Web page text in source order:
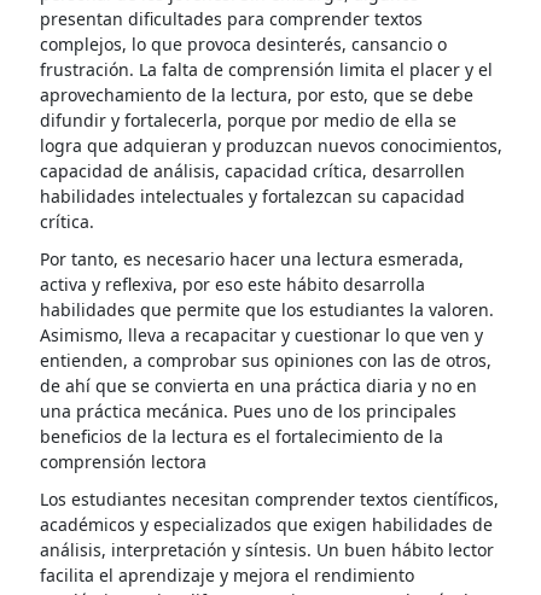
presentan dificultades para comprender textos
complejos, lo que provoca desinterés, cansancio o
frustración. La falta de comprensión limita el placer y el
aprovechamiento de la lectura, por esto, que se debe
difundir y fortalecerla, porque por medio de ella se
logra que adquieran y produzcan nuevos conocimientos,
capacidad de análisis, capacidad crítica, desarrollen
habilidades intelectuales y fortalezcan su capacidad
crítica.
Por tanto, es necesario hacer una lectura esmerada,
activa y reflexiva, por eso este hábito desarrolla
habilidades que permite que los estudiantes la valoren.
Asimismo, lleva a recapacitar y cuestionar lo que ven y
entienden, a comprobar sus opiniones con las de otros,
de ahí que se convierta en una práctica diaria y no en
una práctica mecánica. Pues uno de los principales
beneficios de la lectura es el fortalecimiento de la
comprensión lectora
Los estudiantes necesitan comprender textos científicos,
académicos y especializados que exigen habilidades de
análisis, interpretación y síntesis. Un buen hábito lector
facilita el aprendizaje y mejora el rendimiento